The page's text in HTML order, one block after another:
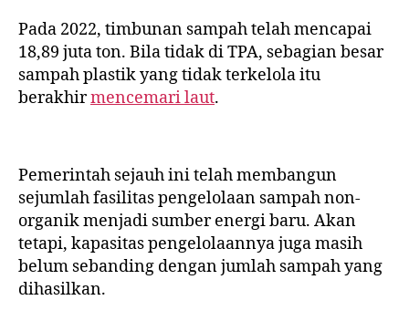
Pada 2022, timbunan sampah telah mencapai
18,89 juta ton. Bila tidak di TPA, sebagian besar
sampah plastik yang tidak terkelola itu
berakhirmencemari laut.
Pemerintah sejauh ini telah membangun
sejumlah fasilitas pengelolaan sampah non-
organik menjadi sumber energi baru. Akan
tetapi, kapasitas pengelolaannya juga masih
belum sebanding dengan jumlah sampah yang
dihasilkan.